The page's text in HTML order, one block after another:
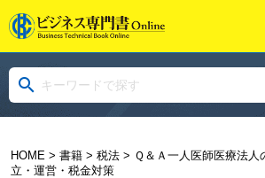
HOME> 書籍> 税法> Ｑ＆Ａ一人医師医療法
立・運営・税金対策